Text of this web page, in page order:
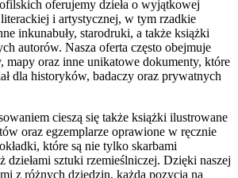
oferujemy dzieła o wyjątkowej
i artystycznej, w tym rzadkie
inkunabuły, starodruki, a także książki
autorów. Nasza oferta często obejmuje
mapy oraz inne unikatowe dokumenty, które
dla historyków, badaczy oraz prywatnych
cieszą się także książki ilustrowane
oraz egzemplarze oprawione w ręcznie
które są nie tylko skarbami
dziełami sztuki rzemieślniczej. Dzięki naszej
z różnych dziedzin, każda pozycja na